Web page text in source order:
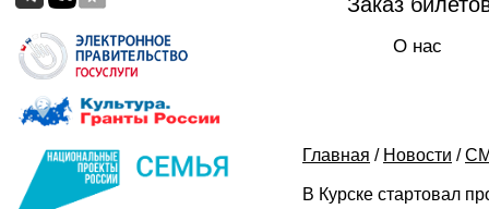
О нас
Главная / Новости /
В Курске стартовал